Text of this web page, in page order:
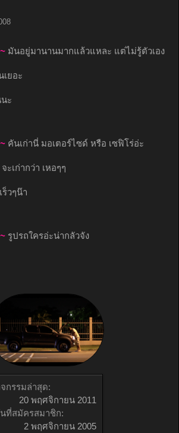
กรรมล่าสุด:
20 พฤศจิกายน 2011
ที่สมัครสมาชิก:
2 พฤศจิกายน 2005
มันอยู่มานานมากแล้วแหละ แต่ไม่รู้ตัวเอง
ยอะ
ะ
คันเก่านี่ มอเตอร์ไซด์ หรือ เซฟิโร่อ่ะ
ะเก่ากว่า เหอๆๆ
วๆน๊า
รูปรถใครอ่ะน่ากลัวจัง